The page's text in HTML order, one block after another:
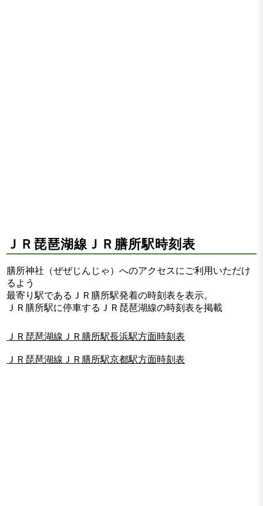
ＪＲ琵琶湖線ＪＲ膳所駅時刻表
膳所神社（ぜぜじんじゃ）へのアクセスにご利用いただけ
るよう
最寄り駅であるＪＲ膳所駅発着の時刻表を表示。
ＪＲ膳所駅に停車するＪＲ琵琶湖線の時刻表を掲載
ＪＲ琵琶湖線ＪＲ膳所駅長浜駅方面時刻表
ＪＲ琵琶湖線ＪＲ膳所駅京都駅方面時刻表